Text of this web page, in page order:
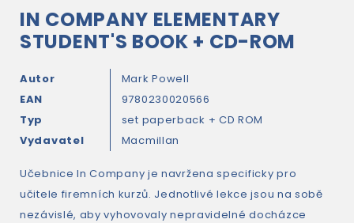
IN COMPANY ELEMENTARY
STUDENT'S BOOK + CD-ROM
Autor
Mark Powell
EAN
9780230020566
Typ
set paperback + CD ROM
Vydavatel
Macmillan
Učebnice In Company je navržena specificky pro
učitele firemních kurzů. Jednotlivé lekce jsou na sobě
nezávislé, aby vyhovovaly nepravidelné docházce